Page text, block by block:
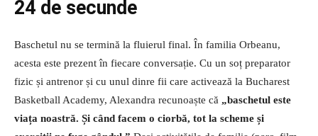
24 de secunde
Baschetul nu se termină la fluierul final. În familia Orbeanu,
acesta este prezent în fiecare conversație. Cu un soț preparator
fizic și antrenor și cu unul dinre fii care activează la Bucharest
Basketball Academy, Alexandra recunoaște că „baschetul este
viața noastră. Și când facem o ciorbă, tot la scheme și